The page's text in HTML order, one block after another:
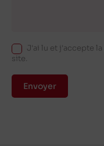
J'ai lu et j'accepte la
site.
Envoyer